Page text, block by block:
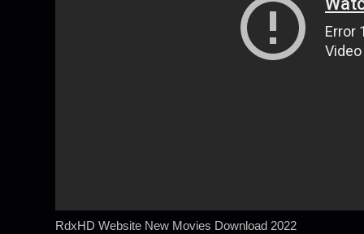
RdxHD Website New Movies Download 2022